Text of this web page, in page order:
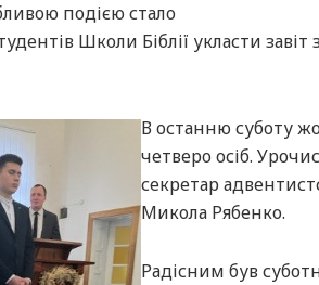
подією стало
Школи Біблії укласти
В останню суботу
четверо осіб.
секретар
Микола Рябенко.
Радісним був